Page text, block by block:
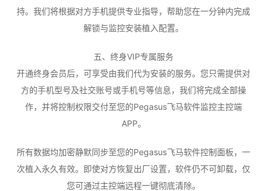
持。我们将根据对方手机提供专业指导，帮助您在一分钟内完成
解锁与监控安装植入配置。
五、终身VIP专属服务
开通终身会员后，可享受由我们代为安装的服务。您只需提供对
方的手机型号及社交账号或手机号等信息，我们将完成全部操
作，并将控制权限交付至您的Pegasus飞马软件监控主控端
APP。
所有数据均加密静默同步至您的Pegasus飞马软件控制面板，一
次植入永久有效。即使对方恢复出厂设置，软件仍不可卸载，仅
您可通过主控端远程一键彻底清除。